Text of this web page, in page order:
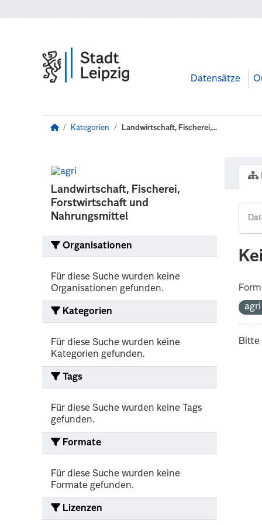
Datensätze
Kategorien Landwirtschaft, Fischerei,...
Landwirtschaft, Fischerei,
Forstwirtschaft und
Nahrungsmittel
Organisationen
Für diese Suche wurden keine
Organisationen gefunden.
Kategorien
Für diese Suche wurden keine
Kategorien gefunden.
Tags
Für diese Suche wurden keine Tags
gefunden.
Formate
Für diese Suche wurden keine
Formate gefunden.
Lizenzen
Bitte